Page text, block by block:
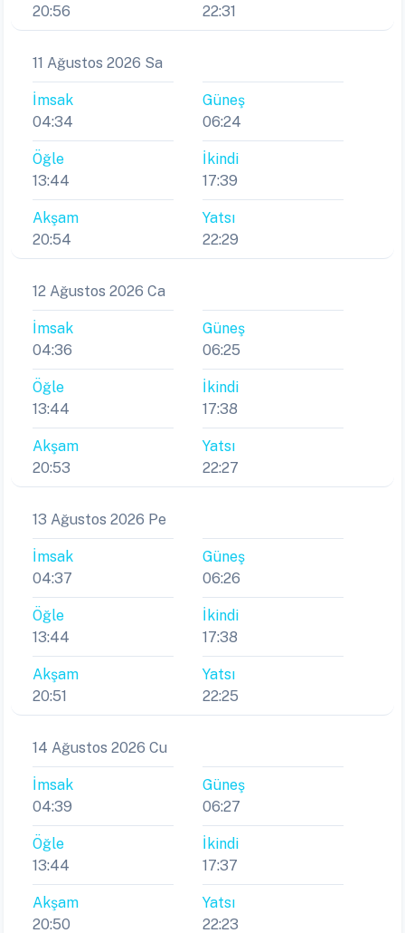
İmsak
04:34
Güneş
06:24
Öğle
13:44
İkindi
17:39
Akşam
20:54
Yatsı
22:29
İmsak
04:36
Güneş
06:25
Öğle
13:44
İkindi
17:38
Akşam
20:53
Yatsı
22:27
İmsak
04:37
Güneş
06:26
Öğle
13:44
İkindi
17:38
Akşam
20:51
Yatsı
22:25
İmsak
04:39
Güneş
06:27
Öğle
13:44
İkindi
17:37
Akşam
20:50
Yatsı
22:23